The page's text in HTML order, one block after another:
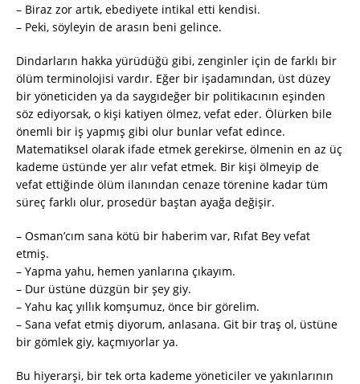
– Biraz zor artık, ebediyete intikal etti kendisi.
– Peki, söyleyin de arasın beni gelince.
Dindarların hakka yürüdüğü gibi, zenginler için de farklı bir
ölüm terminolojisi vardır. Eğer bir işadamından, üst düzey
bir yöneticiden ya da saygıdeğer bir politikacının eşinden
söz ediyorsak, o kişi katiyen ölmez, vefat eder. Ölürken bile
önemli bir iş yapmış gibi olur bunlar vefat edince.
Matematiksel olarak ifade etmek gerekirse, ölmenin en az üç
kademe üstünde yer alır vefat etmek. Bir kişi ölmeyip de
vefat ettiğinde ölüm ilanından cenaze törenine kadar tüm
süreç farklı olur, prosedür baştan ayağa değişir.
– Osman’cım sana kötü bir haberim var, Rıfat Bey vefat
etmiş.
– Yapma yahu, hemen yanlarına çıkayım.
– Dur üstüne düzgün bir şey giy.
– Yahu kaç yıllık komşumuz, önce bir görelim.
– Sana vefat etmiş diyorum, anlasana. Git bir traş ol, üstüne
bir gömlek giy, kaçmıyorlar ya.
Bu hiyerarşi, bir tek orta kademe yöneticiler ve yakınlarının